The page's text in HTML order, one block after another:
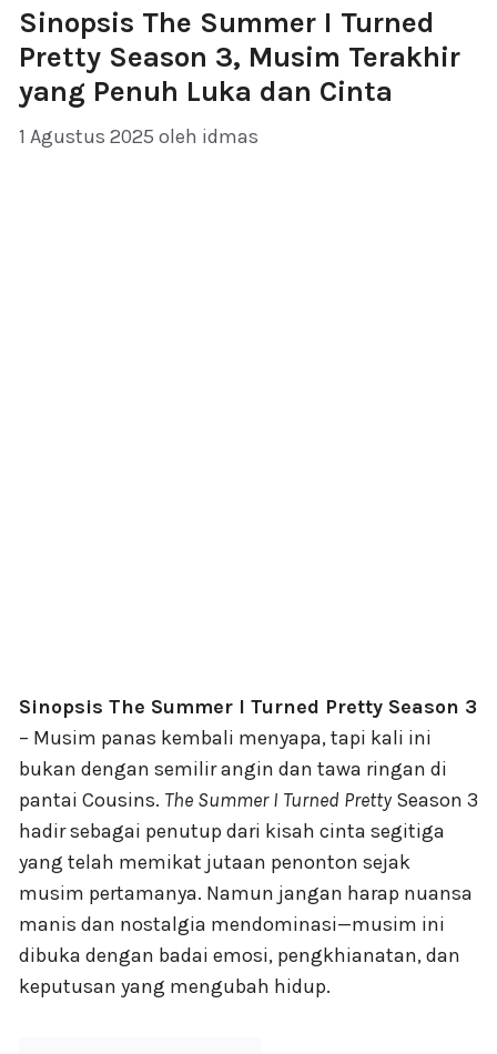
Sinopsis The Summer I Turned
Pretty Season 3, Musim Terakhir
yang Penuh Luka dan Cinta
1 Agustus 2025 oleh idmas
Sinopsis The Summer I Turned Pretty Season 3
– Musim panas kembali menyapa, tapi kali ini
bukan dengan semilir angin dan tawa ringan di
pantai Cousins. The Summer I Turned Pretty Season 3
hadir sebagai penutup dari kisah cinta segitiga
yang telah memikat jutaan penonton sejak
musim pertamanya. Namun jangan harap nuansa
manis dan nostalgia mendominasi—musim ini
dibuka dengan badai emosi, pengkhianatan, dan
keputusan yang mengubah hidup.